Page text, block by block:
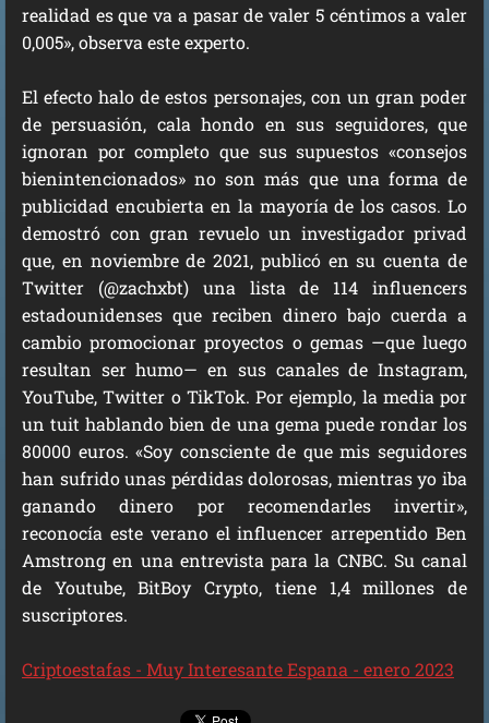
realidad es que va a pasar de valer 5 céntimos a valer
0,005», observa este experto.
El efecto halo de estos personajes, con un gran poder
de persuasión, cala hondo en sus seguidores, que
ignoran por completo que sus supuestos «consejos
bienintencionados» no son más que una forma de
publicidad encubierta en la mayoría de los casos. Lo
demostró con gran revuelo un investigador privad
que, en noviembre de 2021, publicó en su cuenta de
Twitter (@zachxbt) una lista de 114 influencers
estadounidenses que reciben dinero bajo cuerda a
cambio promocionar proyectos o gemas —que luego
resultan ser humo— en sus canales de Instagram,
YouTube, Twitter o TikTok. Por ejemplo, la media por
un tuit hablando bien de una gema puede rondar los
80000 euros. «Soy consciente de que mis seguidores
han sufrido unas pérdidas dolorosas, mientras yo iba
ganando dinero por recomendarles invertir»,
reconocía este verano el influencer arrepentido Ben
Amstrong en una entrevista para la CNBC. Su canal
de Youtube, BitBoy Crypto, tiene 1,4 millones de
suscriptores.
Criptoestafas - Muy Interesante Espana - enero 2023